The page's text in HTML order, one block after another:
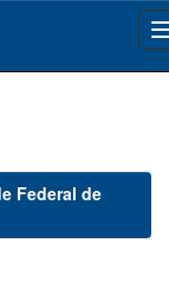
Federal de